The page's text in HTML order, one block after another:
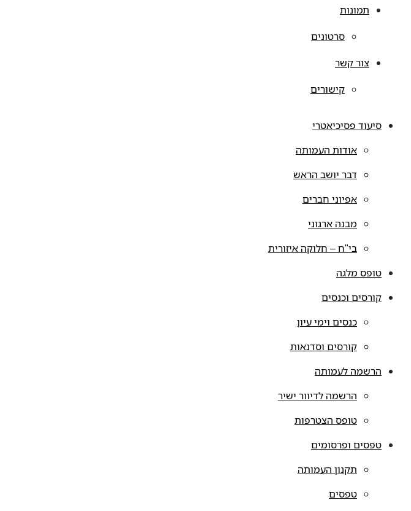
תמונות
סרטונים
צור קשר
קישורים
סיעוד פסיכיאטרי
אודות העמותה
דבר יושב הראש
אפיוני חברים
מבנה ארגוני
בי"ח – חלוקה איזורית
טופס מלגה
קורסים וכנסים
כנסים וימי עיון
קורסים וסדנאות
הרשמה לעמותה
הרשמה לדיוור ישיר
טופס הצטרפות
טפסים ופרסומים
תקנון העמותה
טפסים